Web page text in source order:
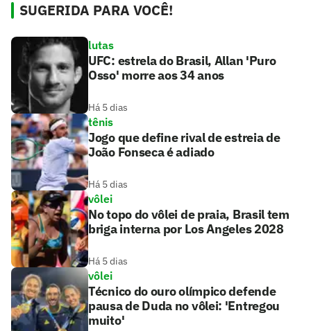
SUGERIDA PARA VOCÊ!
lutas
UFC: estrela do Brasil, Allan 'Puro
Osso' morre aos 34 anos
Há 5 dias
tênis
Jogo que define rival de estreia de
João Fonseca é adiado
Há 5 dias
vôlei
No topo do vôlei de praia, Brasil tem
briga interna por Los Angeles 2028
Há 5 dias
vôlei
Técnico do ouro olímpico defende
pausa de Duda no vôlei: 'Entregou
muito'